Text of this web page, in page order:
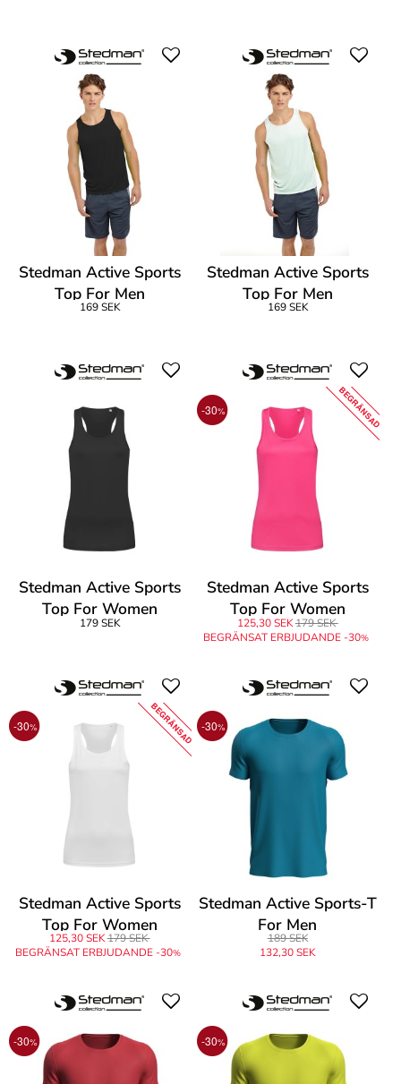
Stedman Active Sports
Top For Men
169 SEK
Stedman Active Sports
Top For Men
169 SEK
Stedman Active Sports
Top For Women
179 SEK
-30% BEGRÄNSAD
Stedman Active Sports
Top For Women
125,30 SEK179 SEK
BEGRÄNSAT ERBJUDANDE -30%
-30% BEGRÄNSAD
Stedman Active Sports
Top For Women
125,30 SEK179 SEK
BEGRÄNSAT ERBJUDANDE -30%
-30%
Stedman Active Sports-T
For Men
189 SEK
132,30 SEK
-30% -30%